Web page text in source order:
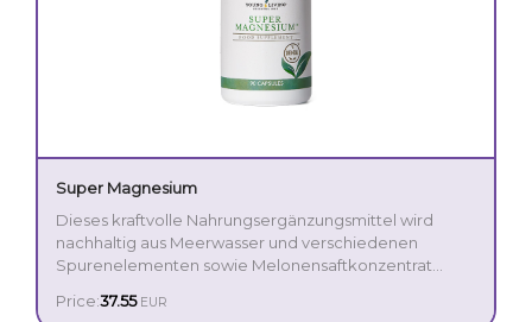
Super Magnesium
Dieses kraftvolle Nahrungsergänzungsmittel wird
nachhaltig aus Meerwasser und verschiedenen
Spurenelementen sowie Melonensaftkonzentrat
mit ätherischen Ölen zur Unterstützung verschiedener
Price:37.55 EUR